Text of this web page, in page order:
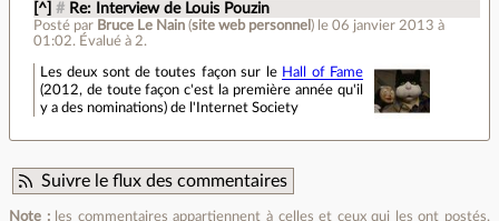
[^] # Re: Interview de Louis Pouzin
Posté par Bruce Le Nain(site web personnel ) le 06 janvier 2013 à
01:02. Évalué à 2.
Les deux sont de toutes façon sur le Hall of Fame
(2012, de toute façon c'est la première année qu'il
y a des nominations) de l'Internet Society
Suivre le flux des commentaires
Note :les commentaires appartiennent à celles et ceux qui les ont postés.